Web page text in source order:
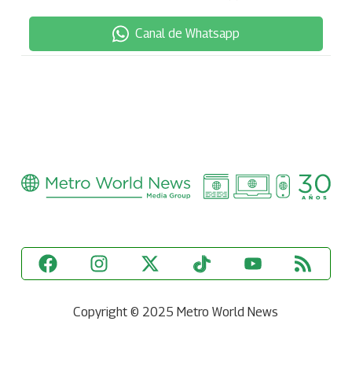
Canal de Whatsapp
Copyright © 2025 Metro World News